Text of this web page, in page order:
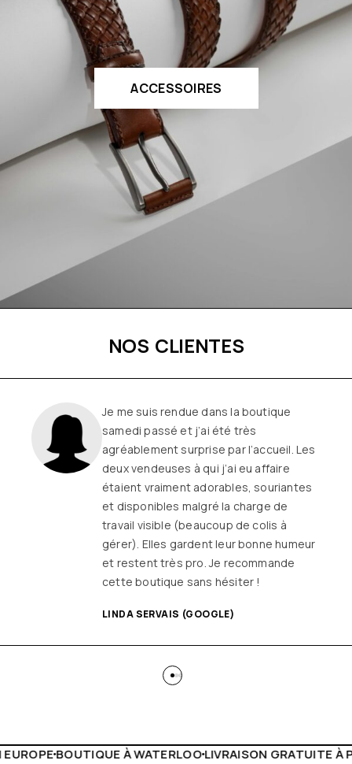
ACCESSOIRES
NOS CLIENTES
Une boutique familiale, à l’écoute et
remplie de joie de vivre
Les
vêtements sont de qualité, tendances
et originaux pour différentes
morphologies
et ça fait très
longtemps que j’y vais (depuis le début
ou quasiment) J’adore y faire un tour et
on ne sort jamais (ou presque) sans rien
LIVRAISON GRATUITE À PARTIR DE 150€LIVE